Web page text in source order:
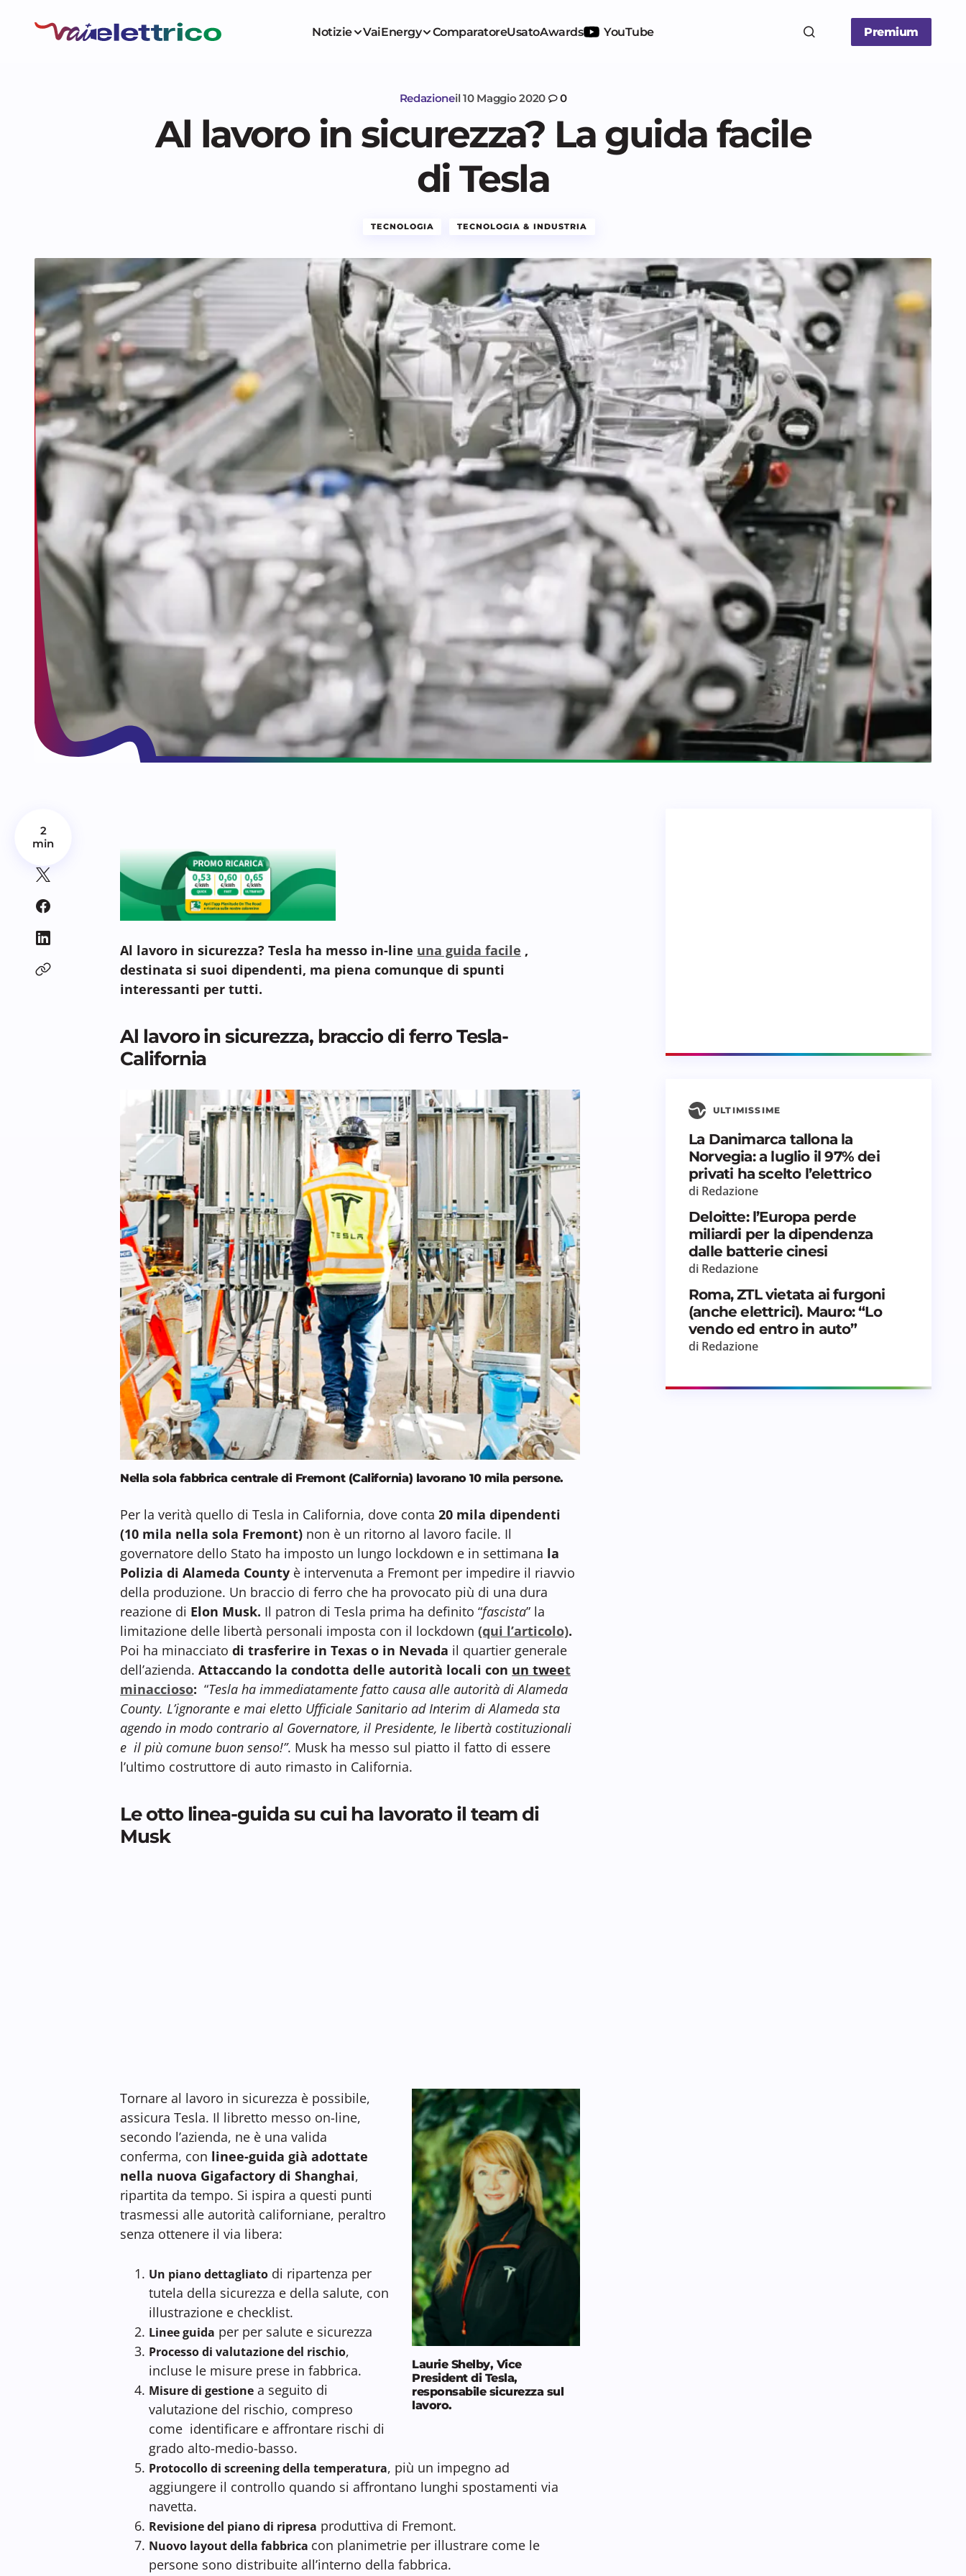
Notizie VaiEnergy ComparatoreUsatoAwards YouTube Premium
Redazioneil 10 Maggio 2020 0
Al lavoro in sicurezza? La guida facile
di Tesla
TECNOLOGIA TECNOLOGIA & INDUSTRIA
2
min
Al lavoro in sicurezza? Tesla ha messo in-line una guida facile ,
destinata si suoi dipendenti, ma piena comunque di spunti
interessanti per tutti.
Al lavoro in sicurezza, braccio di ferro Tesla-
California
Nella sola fabbrica centrale di Fremont (California) lavorano 10 mila persone.
Per la verità quello di Tesla in California, dove conta 20 mila dipendenti
(10 mila nella sola Fremont) non è un ritorno al lavoro facile. Il
governatore dello Stato ha imposto un lungo lockdown e in settimana la
Polizia di Alameda County è intervenuta a Fremont per impedire il riavvio
della produzione. Un braccio di ferro che ha provocato più di una dura
reazione di Elon Musk. Il patron di Tesla prima ha definito “fascista” la
limitazione delle libertà personali imposta con il lockdown (qui l’articolo).
Poi ha minacciato di trasferire in Texas o in Nevada il quartier generale
dell’azienda. Attaccando la condotta delle autorità locali con un tweet
minaccioso: “Tesla ha immediatamente fatto causa alle autorità di Alameda
County. L’ignorante e mai eletto Ufficiale Sanitario ad Interim di Alameda sta
agendo in modo contrario al Governatore, il Presidente, le libertà costituzionali
e il più comune buon senso!”. Musk ha messo sul piatto il fatto di essere
l’ultimo costruttore di auto rimasto in California.
Le otto linea-guida su cui ha lavorato il team di
Musk
Laurie Shelby, Vice
President di Tesla,
responsabile sicurezza sul
lavoro.
Tornare al lavoro in sicurezza è possibile,
assicura Tesla. Il libretto messo on-line,
secondo l’azienda, ne è una valida
conferma, con linee-guida già adottate
nella nuova Gigafactory di Shanghai,
ripartita da tempo. Si ispira a questi punti
trasmessi alle autorità californiane, peraltro
senza ottenere il via libera:
Un piano dettagliato di ripartenza per
tutela della sicurezza e della salute, con
illustrazione e checklist.
Linee guida per per salute e sicurezza
Processo di valutazione del rischio,
incluse le misure prese in fabbrica.
Misure di gestione a seguito di
valutazione del rischio, compreso
come identificare e affrontare rischi di
grado alto-medio-basso.
Protocollo di screening della temperatura, più un impegno ad
aggiungere il controllo quando si affrontano lunghi spostamenti via
navetta.
Revisione del piano di ripresa produttiva di Fremont.
Nuovo layout della fabbrica con planimetrie per illustrare come le
persone sono distribuite all’interno della fabbrica.
ULTIMISSIME
La Danimarca tallona la
Norvegia: a luglio il 97% dei
privati ha scelto l’elettrico
di Redazione
Deloitte: l’Europa perde
miliardi per la dipendenza
dalle batterie cinesi
di Redazione
Roma, ZTL vietata ai furgoni
(anche elettrici). Mauro: “Lo
vendo ed entro in auto”
di Redazione